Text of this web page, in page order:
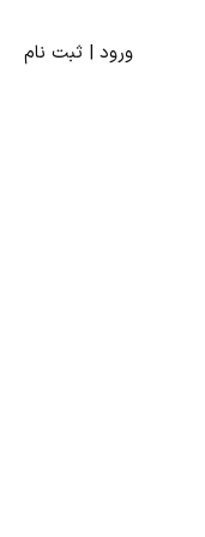
ورود | ثبت‌ نام